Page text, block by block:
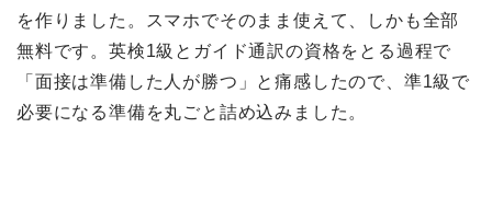
を作りました。スマホでそのまま使えて、しかも全部
無料です。英検1級とガイド通訳の資格をとる過程で
「面接は準備した人が勝つ」と痛感したので、準1級で
必要になる準備を丸ごと詰め込みました。